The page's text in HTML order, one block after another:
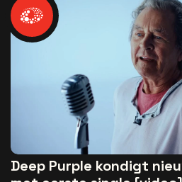
Deep Purple kondigt